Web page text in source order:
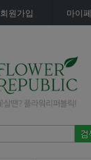
회원가입 마이